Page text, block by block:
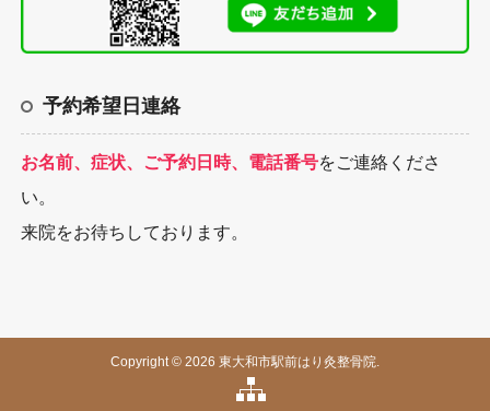
予約希望日連絡
お名前、症状、ご予約日時、電話番号をご連絡くださ
い。
来院をお待ちしております。
Copyright © 2026 東大和市駅前はり灸整骨院.